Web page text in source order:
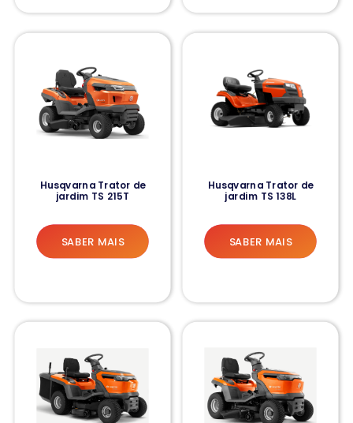
Husqvarna Trator de
jardim TS 215T
SABER MAIS
Husqvarna Trator de
jardim TS 138L
SABER MAIS